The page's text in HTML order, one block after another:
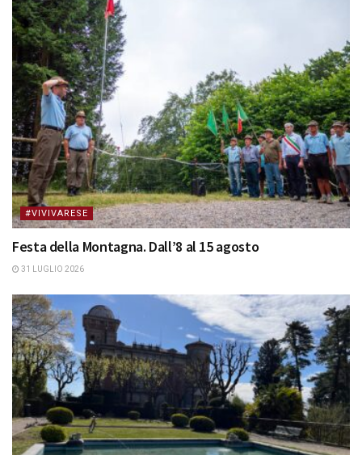
#VIVIVARESE
Festa della Montagna. Dall’8 al 15 agosto
31 LUGLIO 2026